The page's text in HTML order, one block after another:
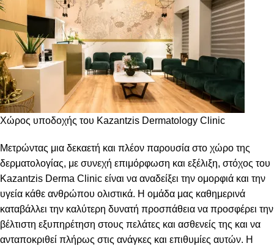
Χώρος υποδοχής του Kazantzis Dermatology Clinic
Μετρώντας μια δεκαετή και πλέον παρουσία στο χώρο της
δερματολογίας, με συνεχή επιμόρφωση και εξέλιξη, στόχος του
Kazantzis Derma Clinic είναι να αναδείξει την ομορφιά και την
υγεία κάθε ανθρώπου ολιστικά. Η ομάδα μας καθημερινά
καταβάλλει την καλύτερη δυνατή προσπάθεια να προσφέρει την
βέλτιστη εξυπηρέτηση στους πελάτες και ασθενείς της και να
ανταποκριθεί πλήρως στις ανάγκες και επιθυμίες αυτών. Η